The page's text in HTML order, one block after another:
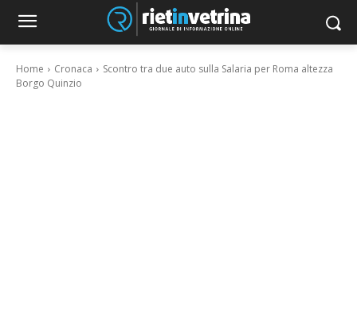
Home Cronaca
Scontro tra due auto sulla Salaria per Roma altezza
Borgo Quinzio